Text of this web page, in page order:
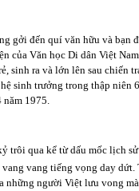
gởi đến quí văn hữu và bạn
của Văn học Di dân Việt
sinh ra và lớn lên sau chiến
sinh trưởng trong thập niên
năm 1975.
trôi qua kể từ dấu mốc lịch
vang tiếng vọng day
những người Việt lưu vong